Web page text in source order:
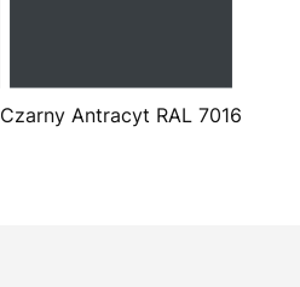
Czarny Antracyt RAL 7016